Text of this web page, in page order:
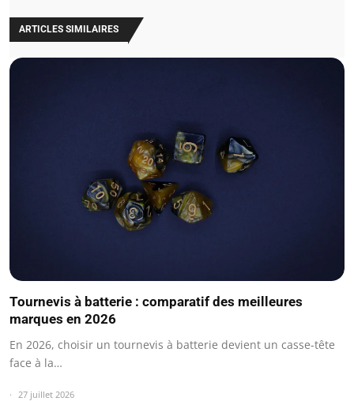
ARTICLES SIMILAIRES
Tournevis à batterie : comparatif des meilleures
marques en 2026
En 2026, choisir un tournevis à batterie devient un casse-tête
face à la…
27 juillet 2026